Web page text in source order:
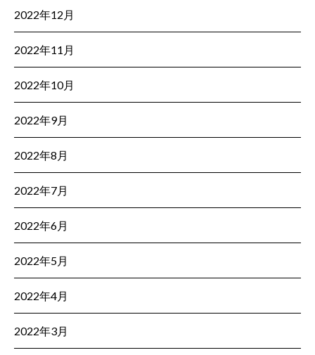
2022年12月
2022年11月
2022年10月
2022年9月
2022年8月
2022年7月
2022年6月
2022年5月
2022年4月
2022年3月